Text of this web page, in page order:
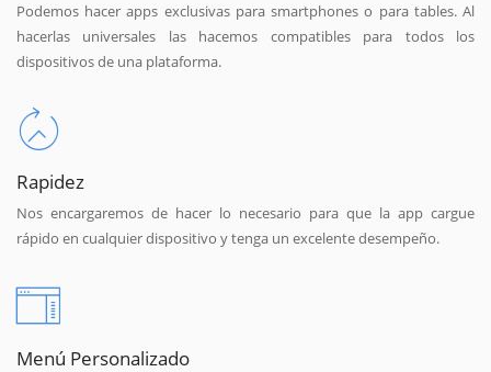
Podemos hacer apps exclusivas para smartphones o para tables. Al
hacerlas universales las hacemos compatibles para todos los
dispositivos de una plataforma.
Rapidez
Nos encargaremos de hacer lo necesario para que la app cargue
rápido en cualquier dispositivo y tenga un excelente desempeño.
Menú Personalizado